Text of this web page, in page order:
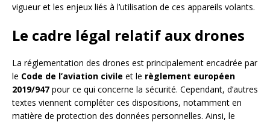
vigueur et les enjeux liés à l’utilisation de ces appareils volants.
Le cadre légal relatif aux drones
La réglementation des drones est principalement encadrée par
le Code de l’aviation civile et le règlement européen
2019/947 pour ce qui concerne la sécurité. Cependant, d’autres
textes viennent compléter ces dispositions, notamment en
matière de protection des données personnelles. Ainsi, le